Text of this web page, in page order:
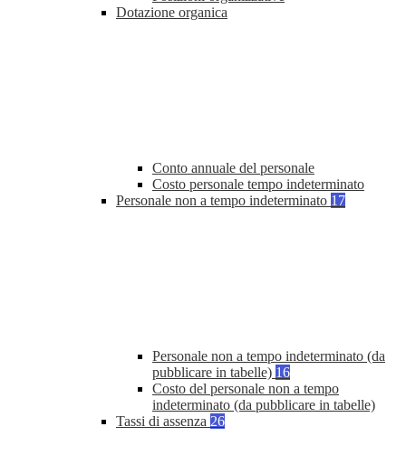
Dotazione organica
Conto annuale del personale
Costo personale tempo indeterminato
Personale non a tempo indeterminato 17
Personale non a tempo indeterminato (da
pubblicare in tabelle) 16
Costo del personale non a tempo
indeterminato (da pubblicare in tabelle)
Tassi di assenza 26